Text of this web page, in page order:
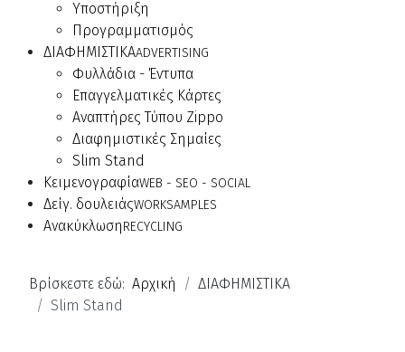
Υποστήριξη
Προγραμματισμός
ΔΙΑΦΗΜΙΣΤΙΚΑADVERTISING
Φυλλάδια - Έντυπα
Επαγγελματικές Κάρτες
Αναπτήρες Τύπου Zippo
Διαφημιστικές Σημαίες
Slim Stand
ΚειμενογραφίαWEB - SEO - SOCIAL
Δείγ. δουλειάςWORKSAMPLES
ΑνακύκλωσηRECYCLING
Βρίσκεστε εδώ: Αρχική
ΔΙΑΦΗΜΙΣΤΙΚΑ
Slim Stand